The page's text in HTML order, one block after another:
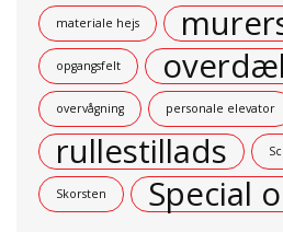
materiale hejs
opgangsfelt
overvågning personale elevator
rullestillads
Skorsten Special